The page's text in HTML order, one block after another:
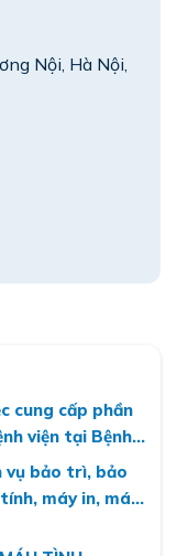
Nội, Hà Nội,
cung cấp phần
viện tại Bệnh
vụ bảo trì, bảo
máy in, máy